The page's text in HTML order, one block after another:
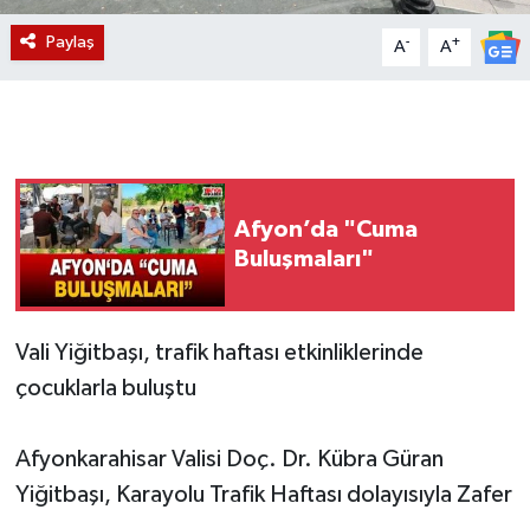
Paylaş A- A+
Afyon’da "Cuma
Buluşmaları"
Vali Yiğitbaşı, trafik haftası etkinliklerinde
çocuklarla buluştu
Afyonkarahisar Valisi Doç. Dr. Kübra Güran
Yiğitbaşı, Karayolu Trafik Haftası dolayısıyla Zafer